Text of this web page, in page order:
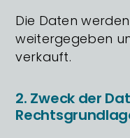
Die Daten
weitergegeben
verkauft.
2. Zweck der